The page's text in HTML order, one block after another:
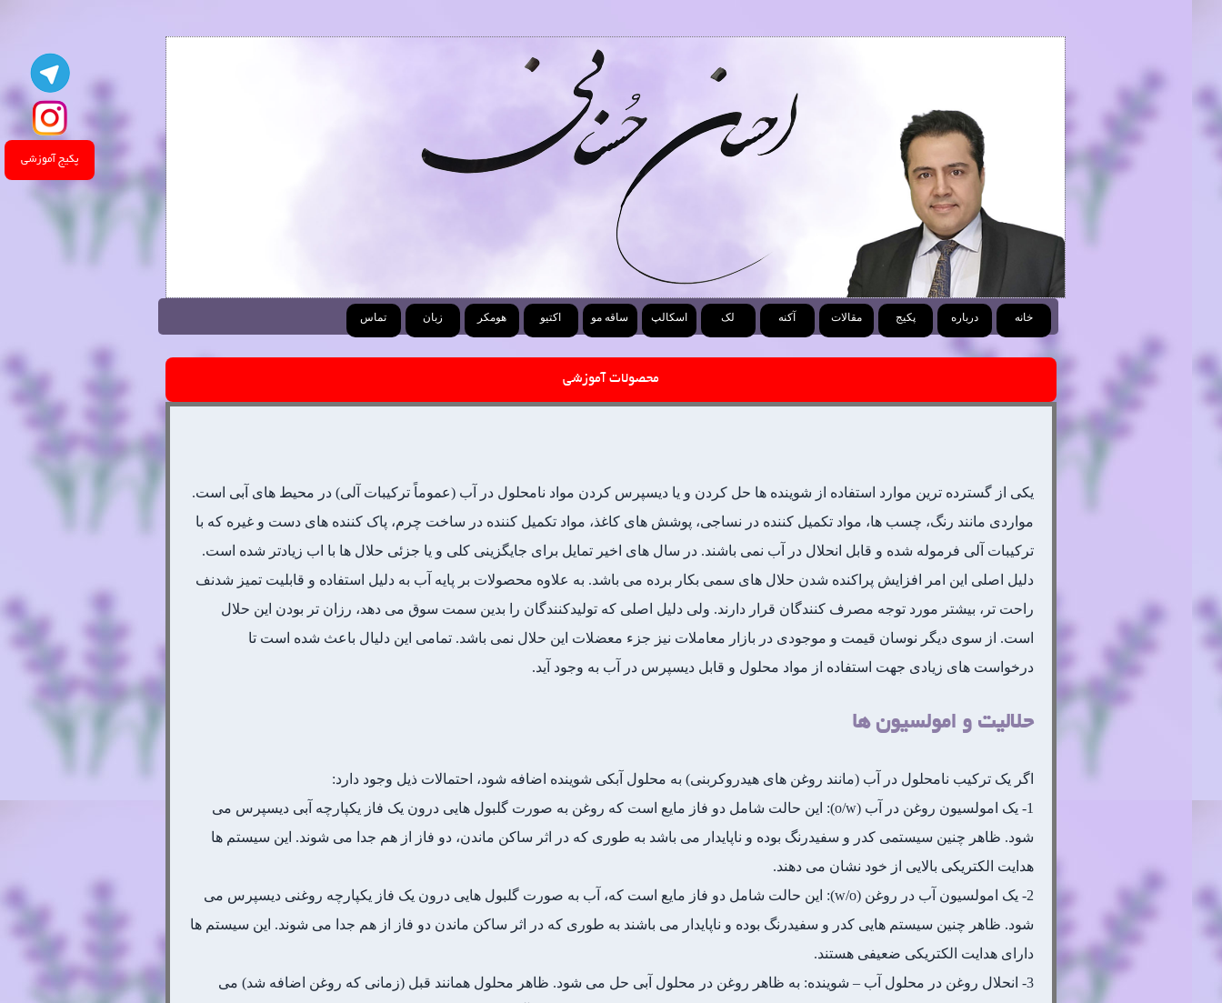
خانه درباره پکیج مقالات آکنه لک اسکالپ ساقه مو اکتیو هومکر زبان تماس
محصولات آموزشی
یکی از گسترده ترین موارد استفاده از شوینده ها حل کردن و یا دیسپرس کردن مواد نامحلول در آب (عموماً ترکیبات آلی) در محیط های آبی است.
مواردی مانند رنگ، چسب ها، مواد تکمیل کننده در نساجی، پوشش های کاغذ، مواد تکمیل کننده در ساخت چرم، پاک کننده های دست و غیره که با
ترکیبات آلی فرموله شده و قابل انحلال در آب نمی باشند. در سال های اخیر تمایل برای جایگزینی کلی و یا جزئی حلال ها با اب زیادتر شده است.
دلیل اصلی این امر افزایش پراکنده شدن حلال های سمی بکار برده می باشد. به علاوه محصولات بر پایه آب به دلیل استفاده و قابلیت تمیز شدنف
راحت تر، بیشتر مورد توجه مصرف کنندگان قرار دارند. ولی دلیل اصلی که تولیدکنندگان را بدین سمت سوق می دهد، رزان تر بودن این حلال
است. از سوی دیگر نوسان قیمت و موجودی در بازار معاملات نیز جزء معضلات این حلال نمی باشد. تمامی این دلیال باعث شده است تا
درخواست های زیادی جهت استفاده از مواد محلول و قابل دیسپرس در آب به وجود آید.
حلالیت و امولسیون ها
اگر یک ترکیب نامحلول در آب (مانند روغن های هیدروکربنی) به محلول آبکی شوینده اضافه شود، احتمالات ذیل وجود دارد:
1- یک امولسیون روغن در آب (o/w): این حالت شامل دو فاز مایع است که روغن به صورت گلبول هایی درون یک فاز یکپارچه آبی دیسپرس می
شود. ظاهر چنین سیستمی کدر و سفیدرنگ بوده و ناپایدار می باشد به طوری که در اثر ساکن ماندن، دو فاز از هم جدا می شوند. این سیستم ها
هدایت الکتریکی بالایی از خود نشان می دهند.
2- یک امولسیون آب در روغن (w/o): این حالت شامل دو فاز مایع است که، آب به صورت گلبول هایی درون یک فاز یکپارچه روغنی دیسپرس می
شود. ظاهر چنین سیستم هایی کدر و سفیدرنگ بوده و ناپایدار می باشند به طوری که در اثر ساکن ماندن دو فاز از هم جدا می شوند. این سیستم ها
دارای هدایت الکتریکی ضعیفی هستند.
3- انحلال روغن در محلول آب – شوینده: به ظاهر روغن در محلول آبی حل می شود. ظاهر محلول همانند قبل (زمانی که روغن اضافه شد) می
پکیج آموزشی